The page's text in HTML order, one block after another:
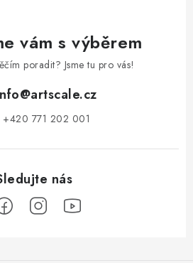
vám s výběrem
poradit? Jsme tu pro vás!
@artscale.cz
+420 771 202 001​